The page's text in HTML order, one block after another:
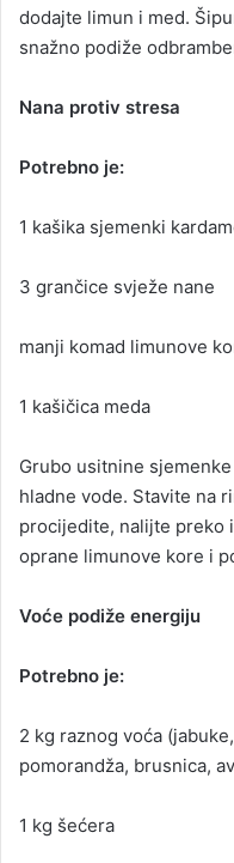
dodajte limun i med.
snažno podiže
Nana protiv stresa
Potrebno je:
1 kašika sjemenki
3 grančice svježe nane
manji komad limunove
1 kašičica meda
Grubo usitnine
hladne vode. Stavite na
procijedite, nalijte preko
oprane limunove kore i
Voće podiže energiju
Potrebno je:
2 kg raznog voća
pomorandža, brusnica,
1 kg šećera